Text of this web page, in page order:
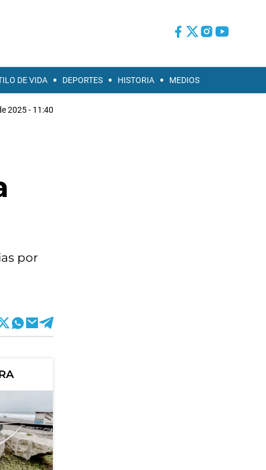
DE VIDA DEPORTES HISTORIA MEDIOS
2025 - 11:40
por